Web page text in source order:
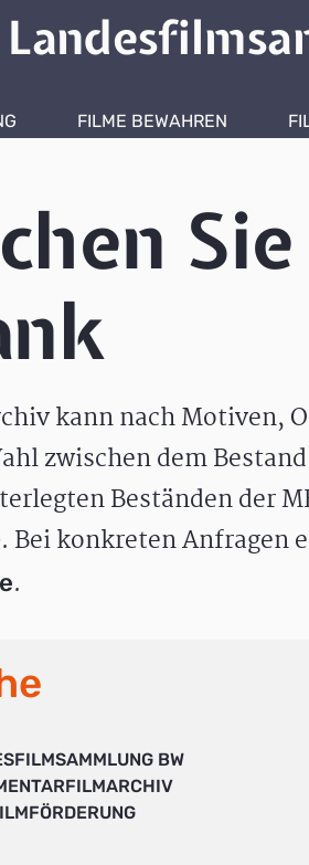
FILME BEWAHREN
kann nach Motiven,
zwischen dem
Beständen der
konkreten Anfragen
.
BW